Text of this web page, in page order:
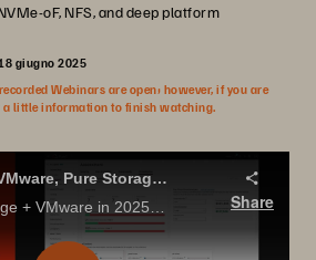
oF, NFS, and deep platform
giugno 2025
Webinars are open; however, if you are
a little information to finish watching.
What's New with VMware, Pure Storage, and You in 2025?
Share